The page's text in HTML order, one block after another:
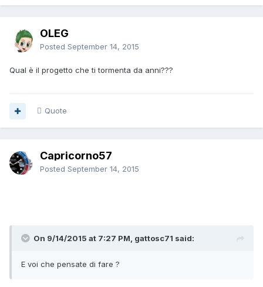
OLEG
Posted September 14, 2015
Qual è il progetto che ti tormenta da anni???
Quote
Capricorno57
Posted September 14, 2015
On 9/14/2015 at 7:27 PM, gattosc71 said:
E voi che pensate di fare ?